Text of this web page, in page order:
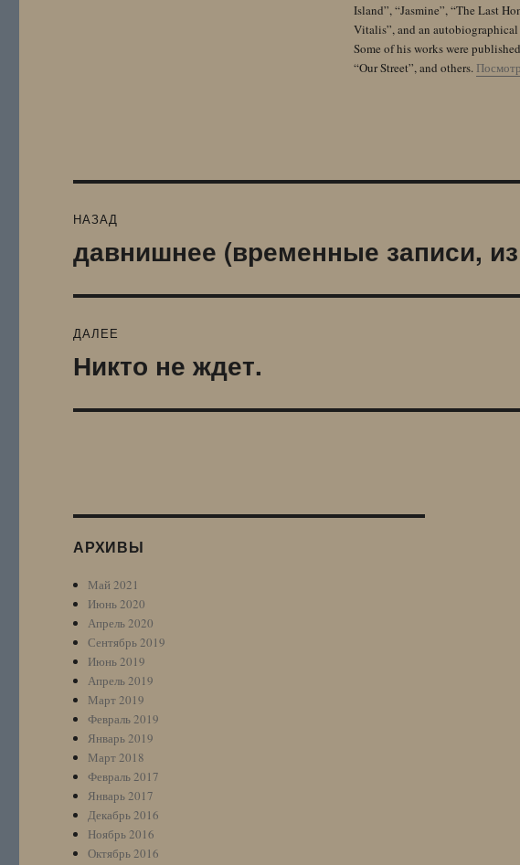
Island”, “Jasmine”, “The Last
Vitalis”, and an
Some of his works were
“Our Street”, and others.
по
НАЗАД
Предыдущая
запись:
давнишнее (временные записи,
ДАЛЕЕ
Следующая
Никто не ждет.
АРХИВЫ
Май 2021
Июнь 2020
Апрель 2020
Сентябрь 2019
Июнь 2019
Апрель 2019
Март 2019
Февраль 2019
Январь 2019
Март 2018
Февраль 2017
Январь 2017
Декабрь 2016
Ноябрь 2016
Октябрь 2016